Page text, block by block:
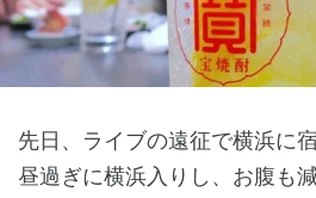
先日、ライブの遠征で横浜に
昼過ぎに横浜入りし、お腹も